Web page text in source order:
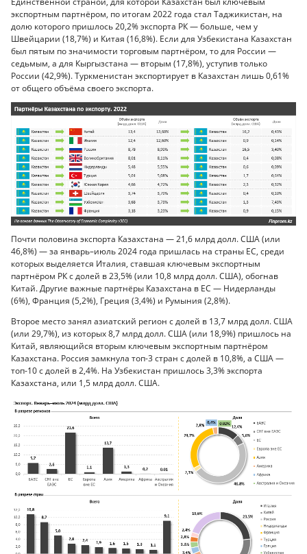
экспортным партнёром, по итогам 2022 года стал Таджикистан, на
долю которого пришлось 20,2% экспорта РК — больше, чем у
Швейцарии (18,7%) и Китая (16,8%). Если для Узбекистана Казахстан
был пятым по значимости торговым партнёром, то для России —
седьмым, а для Кыргызстана — вторым (17,8%), уступив только
России (42,9%). Туркменистан экспортирует в Казахстан лишь 0,61%
от общего объёма своего экспорта.
Почти половина экспорта Казахстана — 21,6 млрд долл. США (или
46,8%) — за январь–июль 2024 года пришлась на страны ЕС, среди
которых выделяется Италия, ставшая ключевым экспортным
партнёром РК с долей в 23,5% (или 10,8 млрд долл. США), обогнав
Китай. Другие важные партнёры Казахстана в ЕС — Нидерланды
(6%), Франция (5,2%), Греция (3,4%) и Румыния (2,8%).
Второе место занял азиатский регион с долей в 13,7 млрд долл. США
(или 29,7%), из которых 8,7 млрд долл. США (или 18,9%) пришлось на
Китай, являющийся вторым ключевым экспортным партнёром
Казахстана. Россия замкнула топ-3 стран с долей в 10,8%, а США —
топ-10 с долей в 2,4%. На Узбекистан пришлось 3,3% экспорта
Казахстана, или 1,5 млрд долл. США.